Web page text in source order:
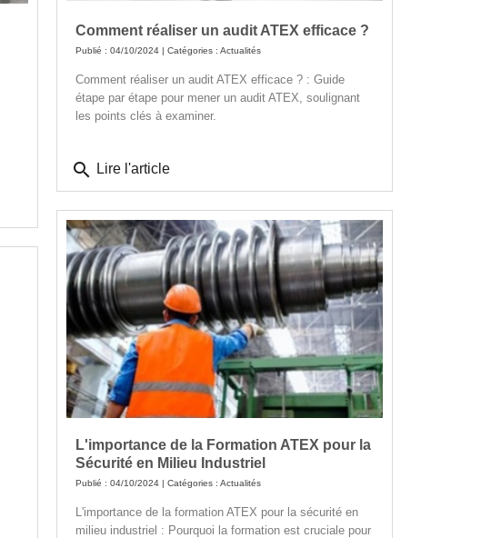
Comment réaliser un audit ATEX efficace ?
Publié : 04/10/2024 | Catégories : Actualités
Comment réaliser un audit ATEX efficace ? : Guide
étape par étape pour mener un audit ATEX, soulignant
les points clés à examiner.
search Lire l'article
L'importance de la Formation ATEX pour la
Sécurité en Milieu Industriel
Publié : 04/10/2024 | Catégories : Actualités
L'importance de la formation ATEX pour la sécurité en
milieu industriel : Pourquoi la formation est cruciale pour